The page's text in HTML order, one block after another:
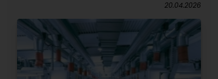
20.04.2026